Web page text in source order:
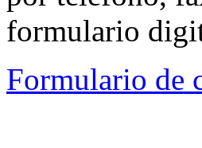
formulario
Formulario de